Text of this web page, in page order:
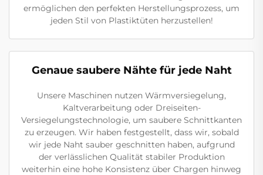
ermöglichen den perfekten Herstellungsprozess, um
jeden Stil von Plastiktüten herzustellen!
Genaue saubere Nähte für jede Naht
Unsere Maschinen nutzen Wärmversiegelung,
Kaltverarbeitung oder Dreiseiten-
Versiegelungstechnologie, um saubere Schnittkanten
zu erzeugen. Wir haben festgestellt, dass wir, sobald
wir jede Naht sauber geschnitten haben, aufgrund
der verlässlichen Qualität stabiler Produktion
weiterhin eine hohe Konsistenz über Chargen hinweg